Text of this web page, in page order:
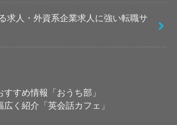
求人・外資系企業求人に強い転職サ
すめ情報「おうち部」
く紹介「英会話カフェ」